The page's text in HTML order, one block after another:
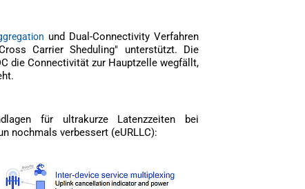
und Dual-Connectivity Verfahren
Carrier Sheduling" unterstützt. Die
die Connectivität zur Hauptzelle wegfällt,
für ultrakurze Latenzzeiten bei
nochmals verbessert (eURLLC):